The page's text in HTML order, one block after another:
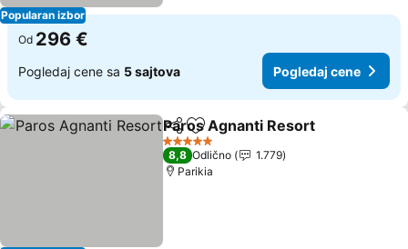
Popularan izbor
Od 296 €
Pogledaj cene sa 5 sajtova Pogledaj cene
Deli Dodati u favorite
Paros Agnanti Resort
5 Zvezdice
8,8 Odlično
1.779
Parikia